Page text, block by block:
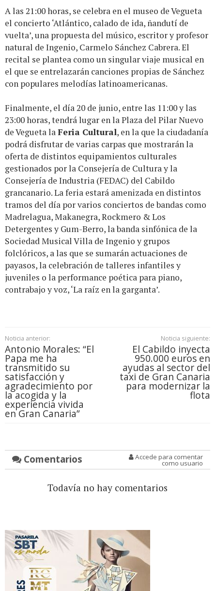
A las 21:00 horas, se celebra en el museo de Vegueta
el concierto ‘Atlántico, calado de ida, ñandutí de
vuelta’, una propuesta del músico, escritor y profesor
natural de Ingenio, Carmelo Sánchez Cabrera. El
recital se plantea como un singular viaje musical en
el que se entrelazarán canciones propias de Sánchez
con populares melodías latinoamericanas.
Finalmente, el día 20 de junio, entre las 11:00 y las
23:00 horas, tendrá lugar en la Plaza del Pilar Nuevo
de Vegueta laFeria Cultural, en la que la ciudadanía
podrá disfrutar de varias carpas que mostrarán la
oferta de distintos equipamientos culturales
gestionados por la Consejería de Cultura y la
Consejería de Industria (FEDAC) del Cabildo
grancanario. La feria estará amenizada en distintos
tramos del día por varios conciertos de bandas como
Madrelagua, Makanegra, Rockmero & Los
Detergentes y Gum-Berro, la banda sinfónica de la
Sociedad Musical Villa de Ingenio y grupos
folclóricos, a las que se sumarán actuaciones de
payasos, la celebración de talleres infantiles y
juveniles o la performance poética para piano,
contrabajo y voz, ‘La raíz en la garganta’.
Noticia anterior:
Antonio Morales: “El
Papa me ha
transmitido su
satisfacción y
agradecimiento por
la acogida y la
experiencia vivida
en Gran Canaria”
Noticia siguiente:
El Cabildo inyecta
950.000 euros en
ayudas al sector del
taxi de Gran Canaria
para modernizar la
flota
Comentarios Accede para comentar
como usuario
Todavía no hay comentarios